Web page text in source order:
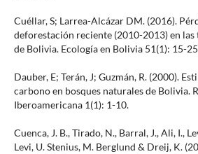
Cuéllar, S; Larrea-Alcázar DM. (2016).
deforestación reciente (2010-2013) en las
de Bolivia. Ecología en Bolivia 51(1): 15-
Dauber, E; Terán, J; Guzmán, R. (2000).
carbono en bosques naturales de Bolivia.
Iberoamericana 1(1): 1-10.
Cuenca, J. B., Tirado, N., Barral, J., Ali, I.,
Levi, U. Stenius, M. Berglund & Dreij, K.